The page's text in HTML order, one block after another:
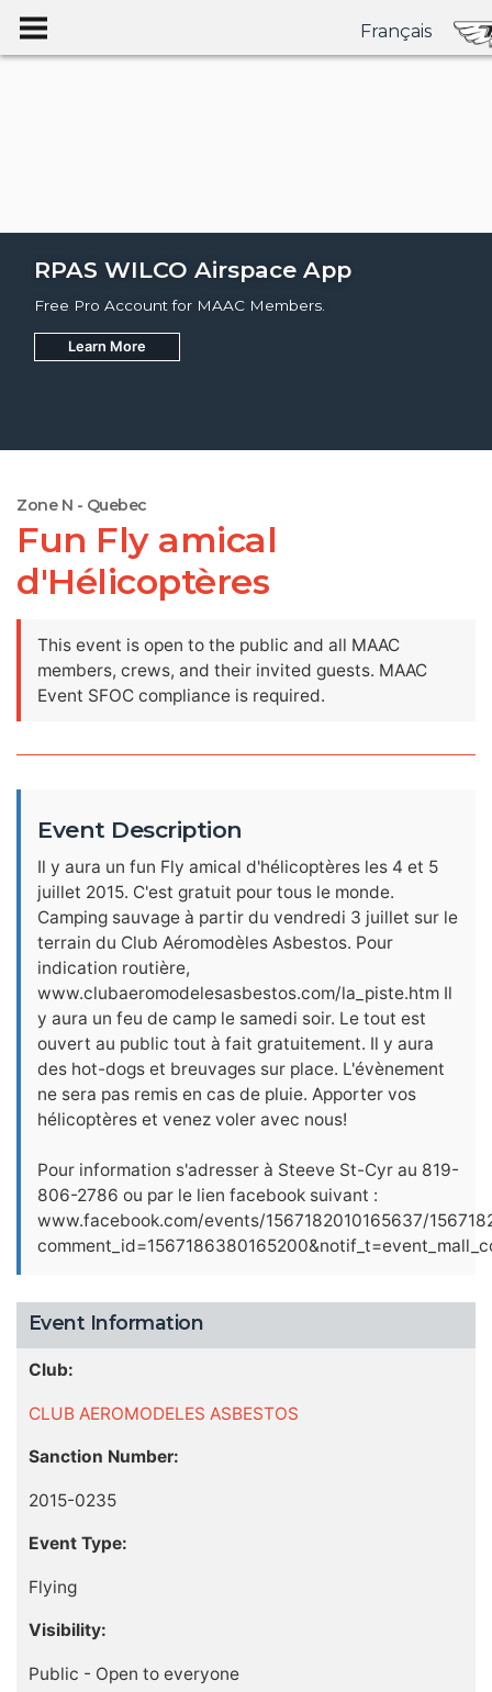
Français
RPAS WILCO Airspace App
Free Pro Account for MAAC Members.
Learn More
Join
Zone N - Quebec
Fun Fly amical
d'Hélicoptères
This event is open to the public and all MAAC
members, crews, and their invited guests. MAAC
Event SFOC compliance is required.
Event Description
Il y aura un fun Fly amical d'hélicoptères les 4 et 5
juillet 2015. C'est gratuit pour tous le monde.
Camping sauvage à partir du vendredi 3 juillet sur le
terrain du Club Aéromodèles Asbestos. Pour
indication routière,
www.clubaeromodelesasbestos.com/la_piste.htm Il
y aura un feu de camp le samedi soir. Le tout est
ouvert au public tout à fait gratuitement. Il y aura
des hot-dogs et breuvages sur place. L'évènement
ne sera pas remis en cas de pluie. Apporter vos
hélicoptères et venez voler avec nous!
Pour information s'adresser à Steeve St-Cyr au 819-
806-2786 ou par le lien facebook suivant :
www.facebook.com/events/1567182010165637/
Event Information
Club:
CLUB AEROMODELES ASBESTOS
Sanction Number:
2015-0235
Event Type:
Flying
Visibility:
Public - Open to everyone